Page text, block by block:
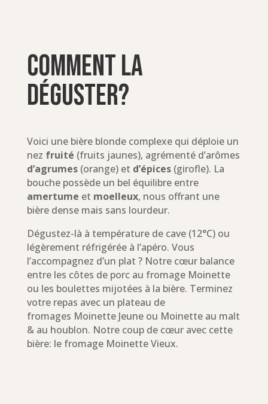
Comment la
déguster?
Voici une bière blonde complexe qui déploie un
nez fruité (fruits jaunes), agrémenté d’arômes
d’agrumes(orange) et d’épices(girofle). La
bouche possède un bel équilibre entre
amertume et moelleux, nous offrant une
bière dense mais sans lourdeur.
Dégustez-là à température de cave (12°C) ou
légèrement réfrigérée à l’apéro. Vous
l’accompagnez d’un plat ? Notre cœur balance
entre les côtes de porc au fromage Moinette
ou les boulettes mijotées à la bière. Terminez
votre repas avec un plateau de
fromages Moinette Jeune ou Moinette au malt
& au houblon. Notre coup de cœur avec cette
bière: le fromage Moinette Vieux.